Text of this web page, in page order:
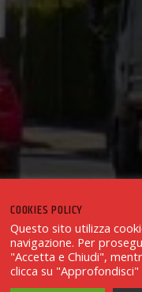
COOKIES POLICY
Questo sito utilizza
navigazione. Per
"Accetta e Chiudi",
clicca su "Approfondisci"